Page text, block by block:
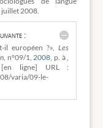
juillet 2008.
:
il européen ?»,Les
, n°09/1,2008, p. à ,
ligne] URL :
varia/09-le-